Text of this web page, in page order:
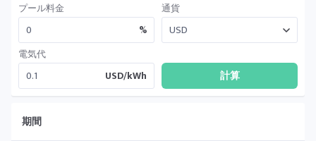
プール料金
%
通貨
電気代
USD/kWh
期間